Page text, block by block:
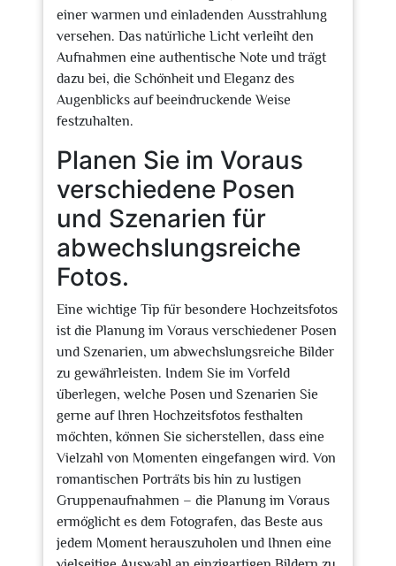
einer warmen und einladenden Ausstrahlung
versehen. Das natürliche Licht verleiht den
Aufnahmen eine authentische Note und trägt
dazu bei, die Schönheit und Eleganz des
Augenblicks auf beeindruckende Weise
festzuhalten.
Planen Sie im Voraus
verschiedene Posen
und Szenarien für
abwechslungsreiche
Fotos.
Eine wichtige Tip für besondere Hochzeitsfotos
ist die Planung im Voraus verschiedener Posen
und Szenarien, um abwechslungsreiche Bilder
zu gewährleisten. Indem Sie im Vorfeld
überlegen, welche Posen und Szenarien Sie
gerne auf Ihren Hochzeitsfotos festhalten
möchten, können Sie sicherstellen, dass eine
Vielzahl von Momenten eingefangen wird. Von
romantischen Porträts bis hin zu lustigen
Gruppenaufnahmen – die Planung im Voraus
ermöglicht es dem Fotografen, das Beste aus
jedem Moment herauszuholen und Ihnen eine